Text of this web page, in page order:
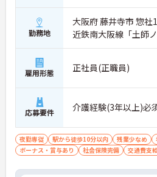
勤務地
大阪府 藤井寺市 惣社
近鉄南大阪線「土師
雇用形態 正社員(正職員)
応募要件 介護経験(3年以上)必
夜勤専従 駅から徒歩10分以内 残業少なめ
ボーナス・賞与あり
社会保険完備 交通費支